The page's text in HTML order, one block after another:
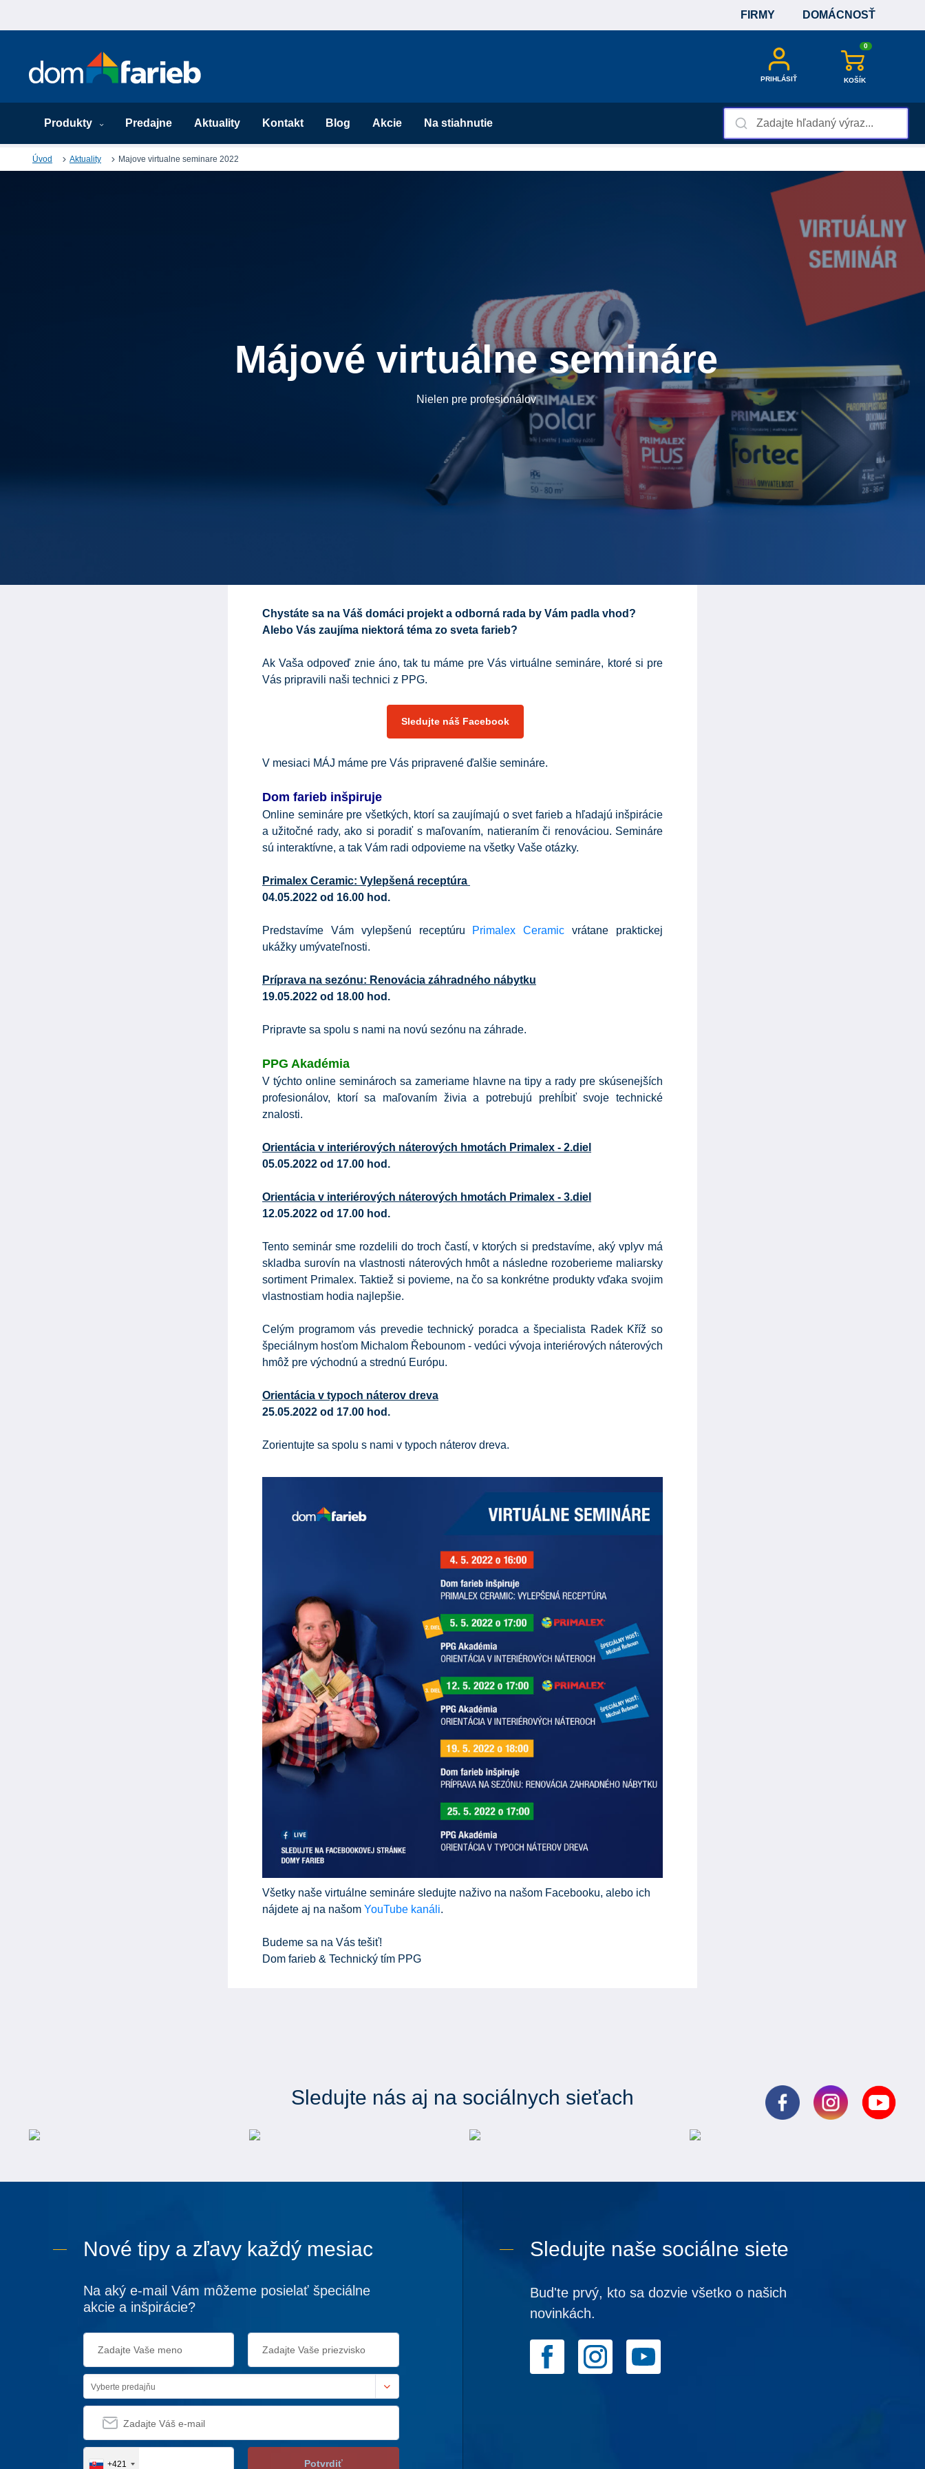
FIRMY DOMÁCNOSŤ
PRIHLÁSIŤ
0
KOŠÍK
Produkty Predajne Aktuality Kontakt Blog Akcie Na stiahnutie
Úvod Aktuality Majove virtualne seminare 2022
Májové virtuálne semináre
Nielen pre profesionálov
Chystáte sa na Váš domáci projekt a odborná rada by Vám padla vhod?
Alebo Vás zaujíma niektorá téma zo sveta farieb?
Ak Vaša odpoveď znie áno, tak tu máme pre Vás virtuálne semináre, ktoré si pre
Vás pripravili naši technici z PPG.
Sledujte náš Facebook
V mesiaci MÁJ máme pre Vás pripravené ďalšie semináre.
Dom farieb inšpiruje
Online semináre pre všetkých, ktorí sa zaujímajú o svet farieb a hľadajú inšpirácie
a užitočné rady, ako si poradiť s maľovaním, natieraním či renováciou. Semináre
sú interaktívne, a tak Vám radi odpovieme na všetky Vaše otázky.
Primalex Ceramic: Vylepšená receptúra
04.05.2022 od 16.00 hod.
Predstavíme Vám vylepšenú receptúru Primalex Ceramic vrátane praktickej
ukážky umývateľnosti.
Príprava na sezónu: Renovácia záhradného nábytku
19.05.2022 od 18.00 hod.
Pripravte sa spolu s nami na novú sezónu na záhrade.
PPG Akadémia
V týchto online seminároch sa zameriame hlavne na tipy a rady pre skúsenejších
profesionálov, ktorí sa maľovaním živia a potrebujú prehĺbiť svoje technické
znalosti.
Orientácia v interiérových náterových hmotách Primalex - 2.diel
05.05.2022 od 17.00 hod.
Orientácia v interiérových náterových hmotách Primalex - 3.diel
12.05.2022 od 17.00 hod.
Tento seminár sme rozdelili do troch častí, v ktorých si predstavíme, aký vplyv má
skladba surovín na vlastnosti náterových hmôt a následne rozoberieme maliarsky
sortiment Primalex. Taktiež si povieme, na čo sa konkrétne produkty vďaka svojim
vlastnostiam hodia najlepšie.
Celým programom vás prevedie technický poradca a špecialista Radek Kříž so
špeciálnym hosťom Michalom Řebounom - vedúci vývoja interiérových náterových
hmôž pre východnú a strednú Európu.
Orientácia v typoch náterov dreva
25.05.2022 od 17.00 hod.
Zorientujte sa spolu s nami v typoch náterov dreva.
Všetky naše virtuálne semináre sledujte naživo na našom Facebooku, alebo ich
nájdete aj na našom YouTube kanáli.
Budeme sa na Vás tešiť!
Dom farieb & Technický tím PPG
Sledujte nás aj na sociálnych sieťach
Nové tipy a zľavy každý mesiac
Na aký e-mail Vám môžeme posielať špeciálne
akcie a inšpirácie?
Vyberte predajňu
+421 Potvrdiť
Sledujte naše sociálne siete
Bud'te prvý, kto sa dozvie všetko o našich
novinkách.